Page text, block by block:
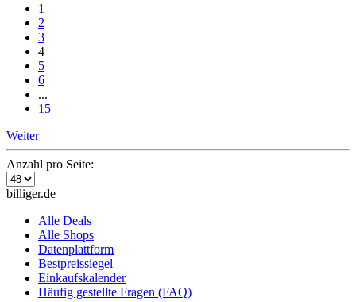
1
2
3
4
5
6
...
15
Weiter
Anzahl pro Seite:
billiger.de
Alle Deals
Alle Shops
Datenplattform
Bestpreissiegel
Einkaufskalender
Häufig gestellte Fragen (FAQ)